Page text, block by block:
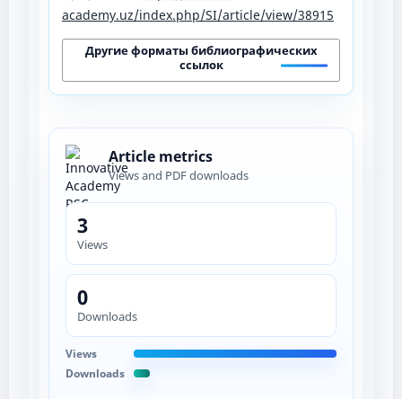
academy.uz/index.php/SI/article/view/38915
Другие форматы библиографических
ссылок
Article metrics
Views and PDF downloads
3
Views
0
Downloads
Views
Downloads